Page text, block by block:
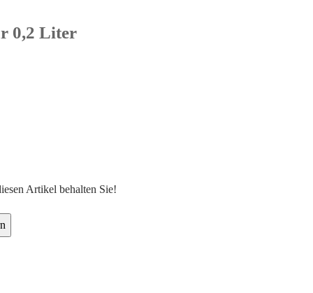
0,2 Liter
Artikel behalten Sie!